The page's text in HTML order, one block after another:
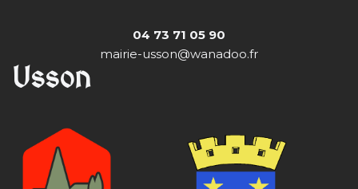
04 73 71 05 90
mairie-usson@wanadoo.fr
Usson